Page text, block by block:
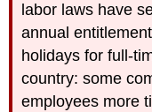
labor laws have
annual
holidays for full-
country: some
employees more